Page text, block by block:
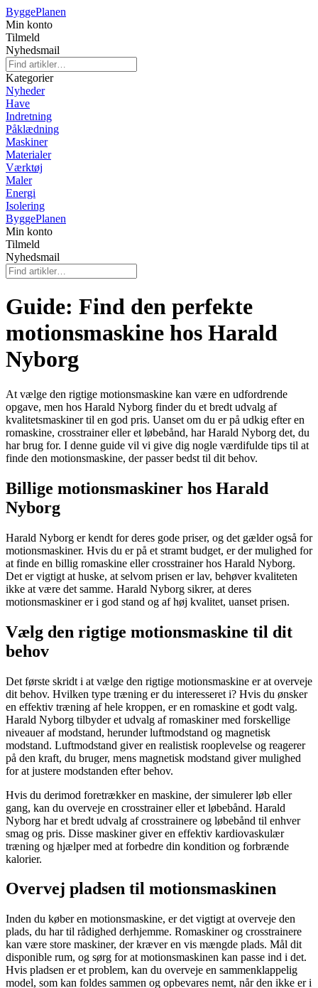
ByggePlanen
Min konto
Tilmeld
Nyhedsmail
Kategorier
Nyheder
Have
Indretning
Påklædning
Maskiner
Materialer
Værktøj
Maler
Energi
Isolering
ByggePlanen
Min konto
Tilmeld
Nyhedsmail
Guide: Find den perfekte
motionsmaskine hos Harald
Nyborg
At vælge den rigtige motionsmaskine kan være en udfordrende
opgave, men hos Harald Nyborg finder du et bredt udvalg af
kvalitetsmaskiner til en god pris. Uanset om du er på udkig efter en
romaskine, crosstrainer eller et løbebånd, har Harald Nyborg det, du
har brug for. I denne guide vil vi give dig nogle værdifulde tips til at
finde den motionsmaskine, der passer bedst til dit behov.
Billige motionsmaskiner hos Harald
Nyborg
Harald Nyborg er kendt for deres gode priser, og det gælder også for
motionsmaskiner. Hvis du er på et stramt budget, er der mulighed for
at finde en billig romaskine eller crosstrainer hos Harald Nyborg.
Det er vigtigt at huske, at selvom prisen er lav, behøver kvaliteten
ikke at være det samme. Harald Nyborg sikrer, at deres
motionsmaskiner er i god stand og af høj kvalitet, uanset prisen.
Vælg den rigtige motionsmaskine til dit
behov
Det første skridt i at vælge den rigtige motionsmaskine er at overveje
dit behov. Hvilken type træning er du interesseret i? Hvis du ønsker
en effektiv træning af hele kroppen, er en romaskine et godt valg.
Harald Nyborg tilbyder et udvalg af romaskiner med forskellige
niveauer af modstand, herunder luftmodstand og magnetisk
modstand. Luftmodstand giver en realistisk rooplevelse og reagerer
på den kraft, du bruger, mens magnetisk modstand giver mulighed
for at justere modstanden efter behov.
Hvis du derimod foretrækker en maskine, der simulerer løb eller
gang, kan du overveje en crosstrainer eller et løbebånd. Harald
Nyborg har et bredt udvalg af crosstrainere og løbebånd til enhver
smag og pris. Disse maskiner giver en effektiv kardiovaskulær
træning og hjælper med at forbedre din kondition og forbrænde
kalorier.
Overvej pladsen til motionsmaskinen
Inden du køber en motionsmaskine, er det vigtigt at overveje den
plads, du har til rådighed derhjemme. Romaskiner og crosstrainere
kan være store maskiner, der kræver en vis mængde plads. Mål dit
disponible rum, og sørg for at motionsmaskinen kan passe ind i det.
Hvis pladsen er et problem, kan du overveje en sammenklappelig
model, som kan foldes sammen og opbevares nemt, når den ikke er i